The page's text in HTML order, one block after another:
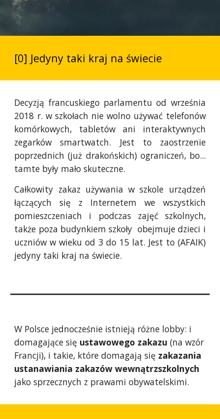
[0] Jedyny taki kraj na świecie
Decyzją francuskiego parlamentu od września
2018 r. w szkołach nie wolno używać telefonów
komórkowych, tabletów ani interaktywnych
zegarków smartwatch. Jest to zaostrzenie
poprzednich (już drakońskich) ograniczeń, bo...
tamte były mało skuteczne.
Całkowity zakaz używania w szkole urządzeń
łączących się z Internetem we wszystkich
pomieszczeniach i podczas zajęć szkolnych,
także poza budynkiem szkoły obejmuje dzieci i
uczniów w wieku od 3 do 15 lat. Jest to (AFAIK)
jedyny taki kraj na świecie.
W Polsce jednocześnie istnieją różne lobby: i
domagające się ustawowego zakazu (na wzór
Francji), i takie, które domagają się zakazania
ustanawiania zakazów wewnątrzszkolnych
jako sprzecznych z prawami obywatelskimi.